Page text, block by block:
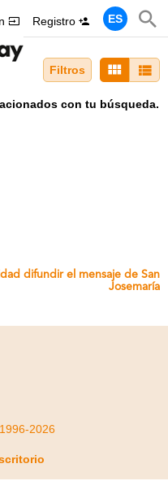
ES
Registro
Filtros
con tu búsqueda.
difundir el mensaje de San
Josemaría
2026